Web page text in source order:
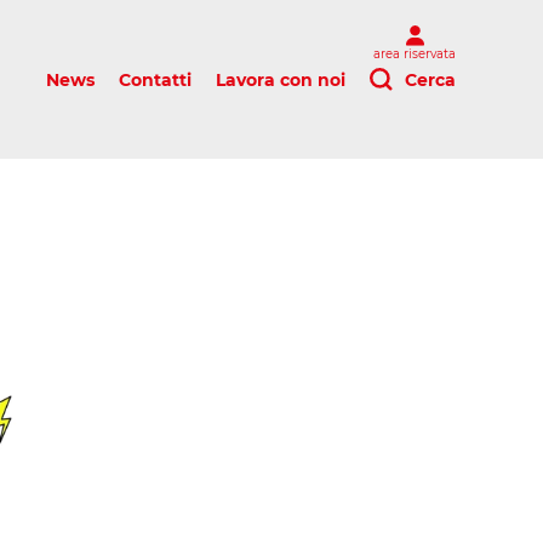
News Contatti Lavora con noi Cerca
area riservata